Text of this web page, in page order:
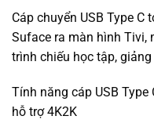
Cáp chuyển USB Type
Suface ra màn hình Tivi,
trình chiếu học tập,
Tính năng cáp USB
hỗ trợ 4K2K